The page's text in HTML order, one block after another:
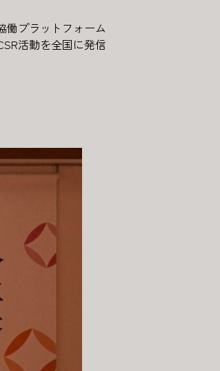
働プラットフォーム
活動を全国に発信